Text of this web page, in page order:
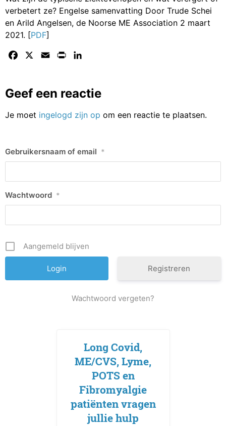
verbetert ze? Engelse samenvatting Door Trude Schei
en Arild Angelsen, de Noorse ME Association 2 maart
2021. [PDF]
Facebook Email Print
Geef een reactie
Je moet ingelogd zijn op om een reactie te plaatsen.
Gebruikersnaam of email *
Wachtwoord *
Aangemeld blijven
Registreren
Wachtwoord vergeten?
Long Covid,
ME/CVS, Lyme,
POTS en
Fibromyalgie
patiënten vragen
jullie hulp